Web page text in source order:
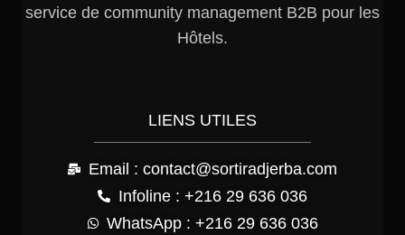
service de community management B2B pour les
Hôtels.
LIENS UTILES
Email : contact@sortiradjerba.com
Infoline : +216 29 636 036
WhatsApp : +216 29 636 036